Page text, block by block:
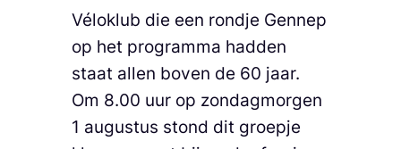
Véloklub die een rondje Gennep
op het programma hadden
staat allen boven de 60 jaar.
Om 8.00 uur op zondagmorgen
1 augustus stond dit groepje